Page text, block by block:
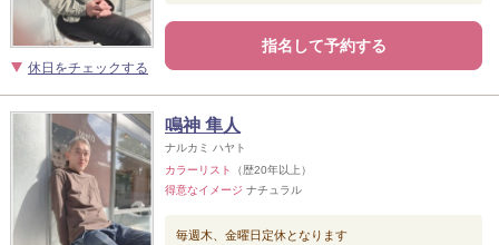
休日をチェックする
指名して予約する
鳴神 隼人
ナルカミ ハヤト
カラーリスト
（歴20年以上）
得意なイメージ ナチュラル
毎週木、金曜日定休となります